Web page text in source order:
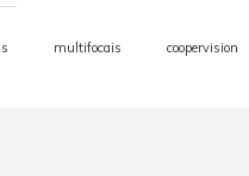
multifocais coopervision